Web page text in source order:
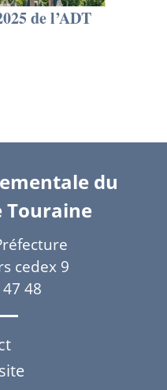
de l’ADT
du
Touraine
cedex 9
48